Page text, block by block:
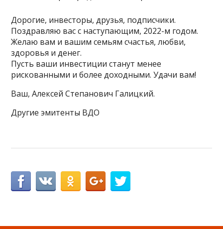
Дорогие, инвесторы, друзья, подписчики.
Поздравляю вас с наступающим, 2022-м годом.
Желаю вам и вашим семьям счастья, любви,
здоровья и денег.
Пусть ваши инвестиции станут менее
рискованными и более доходными. Удачи вам!
Ваш, Алексей Степанович Галицкий.
Другие эмитенты ВДО